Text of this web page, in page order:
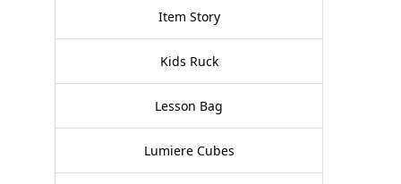
Item Story
Kids Ruck
Lesson Bag
Lumiere Cubes